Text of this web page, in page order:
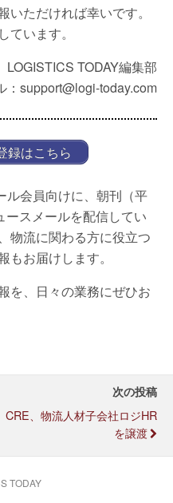
ただければ幸いです。
います。
LOGISTICS TODAY編集部
：support@logi-today.com
録はこちら
ル会員向けに、朝刊（平
ースメールを配信してい
物流に関わる方に役立つ
お届けします。
を、日々の業務にぜひお
次の投稿
CRE、物流人材子会社ロジHR
を譲渡
TODAY